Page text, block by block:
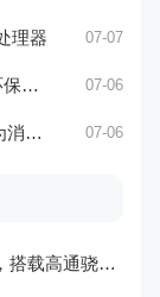
理器 07-07
展 07-06
择 07-06
一加手机推出一加10 Pro 5G手机，搭载高通骁龙888处理器和一亿像素主摄像头